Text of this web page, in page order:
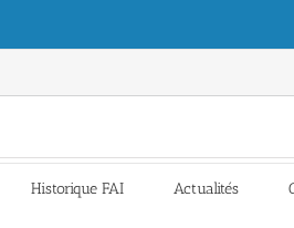
Historique FAI Actualités